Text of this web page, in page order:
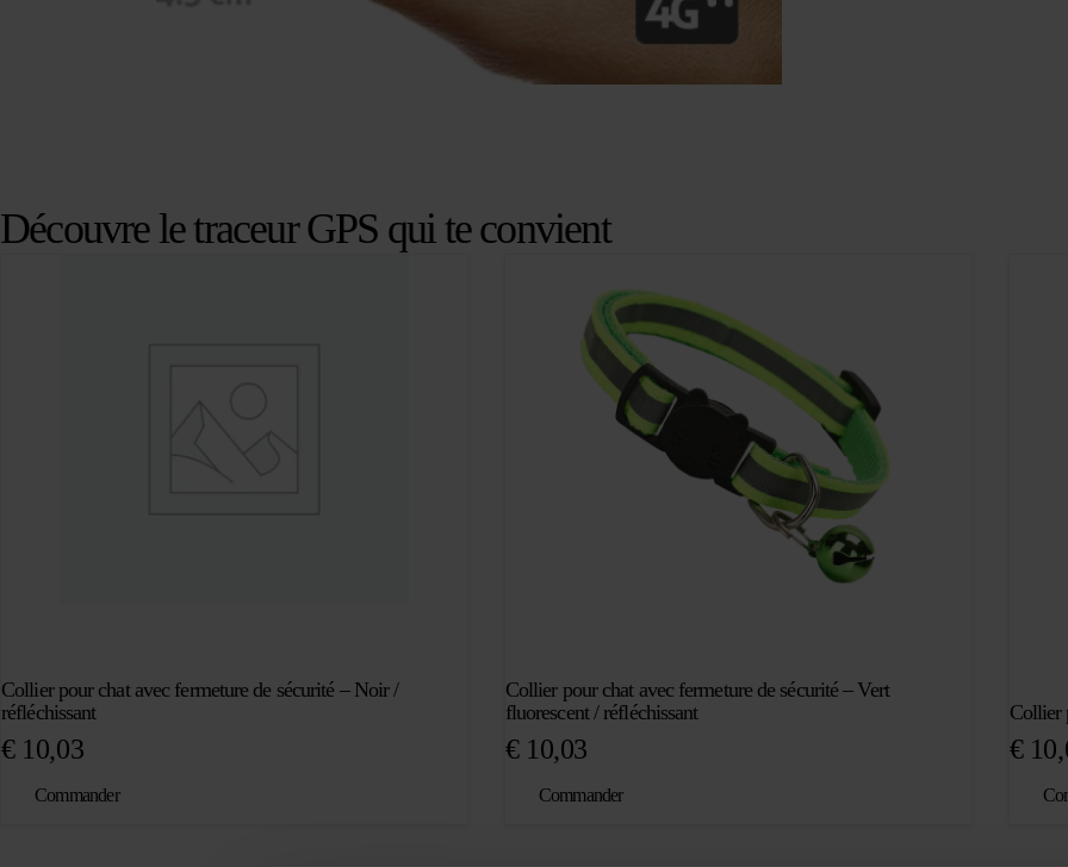
Découvre le traceur GPS qui te convient
Collier pour chat avec fermeture de sécurité – Noir /
réfléchissant
€10,03
Commander
Collier pour chat avec fermeture de sécurité – Vert
fluorescent / réfléchissant
€10,03
Commander
Collier
€